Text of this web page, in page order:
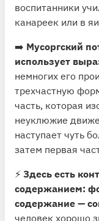
воспитанники
канареек или в
➡️ Мусоргский
использует
немногих его
трехчастную
часть, которая
неуклюжие
наступает чуть
затем первая
⚡️ Здесь есть
содержанием:
содержание —
человек хорошо